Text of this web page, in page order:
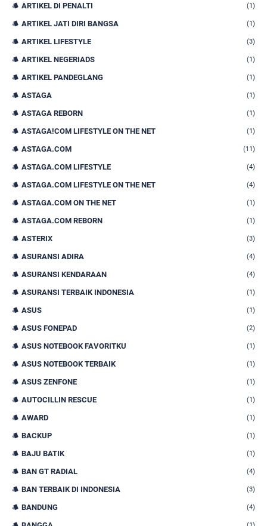
ARTIKEL DI PENALTI (1)
ARTIKEL JATI DIRI BANGSA (1)
ARTIKEL LIFESTYLE (3)
ARTIKEL NEGERIADS (1)
ARTIKEL PANDEGLANG (1)
ASTAGA (1)
ASTAGA REBORN (1)
ASTAGA!COM LIFESTYLE ON THE NET (1)
ASTAGA.COM (11)
ASTAGA.COM LIFESTYLE (4)
ASTAGA.COM LIFESTYLE ON THE NET (4)
ASTAGA.COM ON THE NET (1)
ASTAGA.COM REBORN (1)
ASTERIX (3)
ASURANSI ADIRA (4)
ASURANSI KENDARAAN (4)
ASURANSI TERBAIK INDONESIA (1)
ASUS (1)
ASUS FONEPAD (2)
ASUS NOTEBOOK FAVORITKU (1)
ASUS NOTEBOOK TERBAIK (1)
ASUS ZENFONE (1)
AUTOCILLIN RESCUE (1)
AWARD (1)
BACKUP (1)
BAJU BATIK (1)
BAN GT RADIAL (4)
BAN TERBAIK DI INDONESIA (3)
BANDUNG (4)